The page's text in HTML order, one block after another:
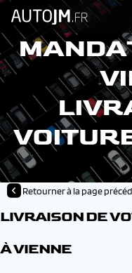
Retourner à la page
LIVRAISON DE
À VIENNE